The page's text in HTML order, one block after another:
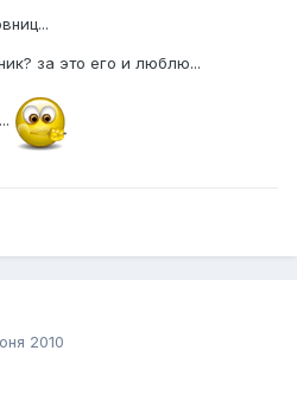
за это его и люблю...
2010